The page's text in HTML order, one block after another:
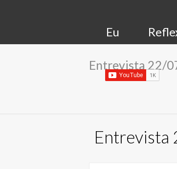
Eu
Entrevista 22/
Entrevista